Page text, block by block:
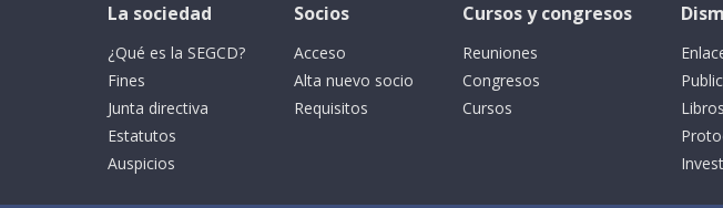
La sociedad
¿Qué es la SEGCD?
Fines
Junta directiva
Estatutos
Auspicios
Socios
Acceso
Alta nuevo socio
Requisitos
Cursos y congresos
Reuniones
Congresos
Cursos
Libros